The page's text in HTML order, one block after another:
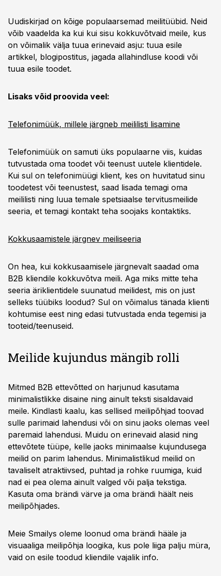
Uudiskirjad on kõige populaarsemad meilitüübid. Neid
võib vaadelda ka kui kui sisu kokkuvõtvaid meile, kus
on võimalik välja tuua erinevaid asju: tuua esile
artikkel, blogipostitus, jagada allahindluse koodi või
tuua esile toodet.
Lisaks võid proovida veel:
Telefonimüük, millele järgneb meililisti lisamine
Telefonimüük on samuti üks populaarne viis, kuidas
tutvustada oma toodet või teenust uutele klientidele.
Kui sul on telefonimüügi klient, kes on huvitatud sinu
toodetest või teenustest, saad lisada temagi oma
meililisti ning luua temale spetsiaalse tervitusmeilide
seeria, et temagi kontakt teha soojaks kontaktiks.
Kokkusaamistele järgnev meiliseeria
On hea, kui kokkusaamisele järgnevalt saadad oma
B2B kliendile kokkuvõtva meili. Aga miks mitte teha
seeria äriklientidele suunatud meilidest, mis on just
selleks tüübiks loodud? Sul on võimalus tänada klienti
kohtumise eest ning edasi tutvustada enda tegemisi ja
tooteid/teenuseid.
Meilide kujundus mängib rolli
Mitmed B2B ettevõtted on harjunud kasutama
minimalistlikke disaine ning ainult teksti sisaldavaid
meile. Kindlasti kaalu, kas sellised meilipõhjad toovad
sulle parimaid lahendusi või on sinu jaoks olemas veel
paremaid lahendusi. Muidu on erinevaid alasid ning
ettevõtete tüüpe, kelle jaoks minimaalse kujundusega
meilid on parim lahendus. Minimalistlikud meilid on
tavaliselt atraktiivsed, puhtad ja rohke ruumiga, kuid
nad ei pea olema ainult valged või palja tekstiga.
Kasuta oma brändi värve ja oma brändi häält neis
meilipõhjades.
Meie Smailys oleme loonud oma brändi hääle ja
visuaaliga meilipõhja loogika, kus pole liiga palju müra,
vaid on esile toodud kliendile vajalik info.